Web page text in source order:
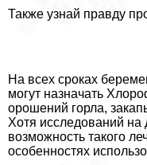
Также узнай правду
На всех сроках
могут назначать
орошений горла,
Хотя исследований на
возможность такого
особенностях